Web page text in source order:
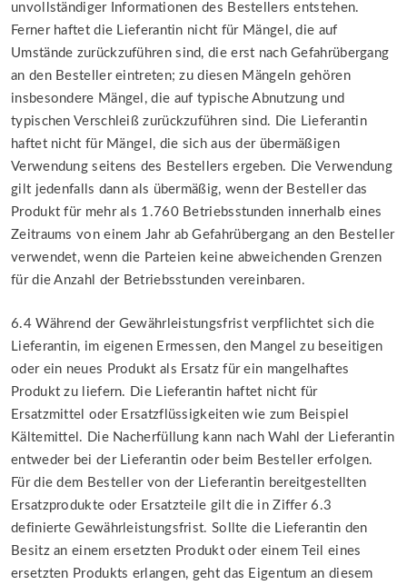
unvollständiger Informationen des Bestellers entstehen.
Ferner haftet die Lieferantin nicht für Mängel, die auf
Umstände zurückzuführen sind, die erst nach Gefahrübergang
an den Besteller eintreten; zu diesen Mängeln gehören
insbesondere Mängel, die auf typische Abnutzung und
typischen Verschleiß zurückzuführen sind. Die Lieferantin
haftet nicht für Mängel, die sich aus der übermäßigen
Verwendung seitens des Bestellers ergeben. Die Verwendung
gilt jedenfalls dann als übermäßig, wenn der Besteller das
Produkt für mehr als 1.760 Betriebsstunden innerhalb eines
Zeitraums von einem Jahr ab Gefahrübergang an den Besteller
verwendet, wenn die Parteien keine abweichenden Grenzen
für die Anzahl der Betriebsstunden vereinbaren.
6.4 Während der Gewährleistungsfrist verpflichtet sich die
Lieferantin, im eigenen Ermessen, den Mangel zu beseitigen
oder ein neues Produkt als Ersatz für ein mangelhaftes
Produkt zu liefern. Die Lieferantin haftet nicht für
Ersatzmittel oder Ersatzflüssigkeiten wie zum Beispiel
Kältemittel. Die Nacherfüllung kann nach Wahl der Lieferantin
entweder bei der Lieferantin oder beim Besteller erfolgen.
Für die dem Besteller von der Lieferantin bereitgestellten
Ersatzprodukte oder Ersatzteile gilt die in Ziffer 6.3
definierte Gewährleistungsfrist. Sollte die Lieferantin den
Besitz an einem ersetzten Produkt oder einem Teil eines
ersetzten Produkts erlangen, geht das Eigentum an diesem